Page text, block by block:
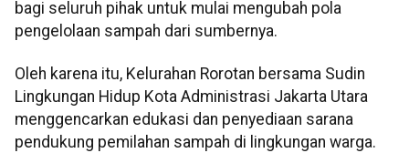
bagi seluruh pihak untuk mulai mengubah pola
pengelolaan sampah dari sumbernya.
Oleh karena itu, Kelurahan Rorotan bersama Sudin
Lingkungan Hidup Kota Administrasi Jakarta Utara
menggencarkan edukasi dan penyediaan sarana
pendukung pemilahan sampah di lingkungan warga.